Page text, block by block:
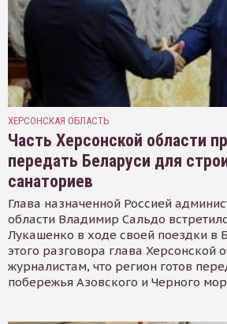
ХЕРСОНСКАЯ ОБЛАСТЬ
Часть Херсонской области
передать Беларуси для
санаториев
Глава назначенной Россией
области Владимир Сальдо
Лукашенко в ходе своей поездки в
этого разговора глава Херсонской
журналистам, что регион готов
побережья Азовского и Черного